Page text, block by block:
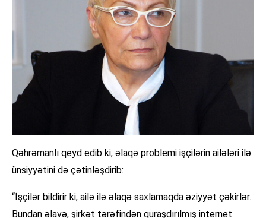
Qəhrəmanlı qeyd edib ki, əlaqə problemi işçilərin ailələri ilə
ünsiyyətini də çətinləşdirib:
“İşçilər bildirir ki, ailə ilə əlaqə saxlamaqda əziyyət çəkirlər.
Bundan əlavə, şirkət tərəfindən quraşdırılmış internet